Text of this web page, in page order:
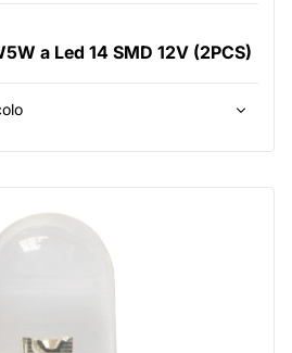
a Led 14 SMD 12V (2PCS)